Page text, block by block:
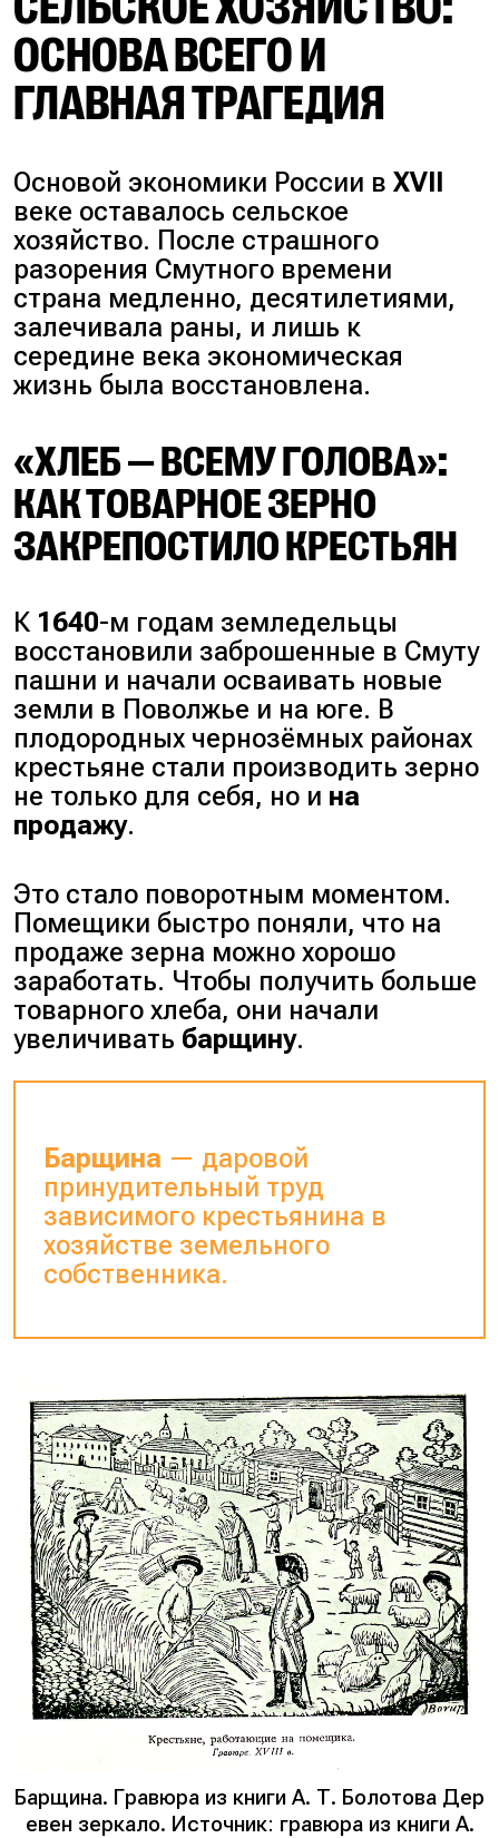
ОСНОВА ВСЕГО И
ГЛАВНАЯ ТРАГЕДИЯ
Основой экономики России вXVII
веке оставалось сельское
хозяйство. После страшного
разорения Смутного времени
страна медленно, десятилетиями,
залечивала раны, и лишь к
середине века экономическая
жизнь была восстановлена.
«ХЛЕБ — ВСЕМУ ГОЛОВА»:
КАК ТОВАРНОЕ ЗЕРНО
ЗАКРЕПОСТИЛО КРЕСТЬЯН
К 1640-м годам земледельцы
восстановили заброшенные в Смуту
пашни и начали осваивать новые
земли в Поволжье и на юге. В
плодородных чернозёмных районах
крестьяне стали производить зерно
не только для себя, но и на
продажу.
Это стало поворотным моментом.
Помещики быстро поняли, что на
продаже зерна можно хорошо
заработать. Чтобы получить больше
товарного хлеба, они начали
увеличивать барщину.
Барщина — даровой
принудительный труд
зависимого крестьянина в
хозяйстве земельного
собственника.
Барщина. Гравюра из книги А. Т. Болотова Дер
евен зеркало. Источник: гравюра из книги А.